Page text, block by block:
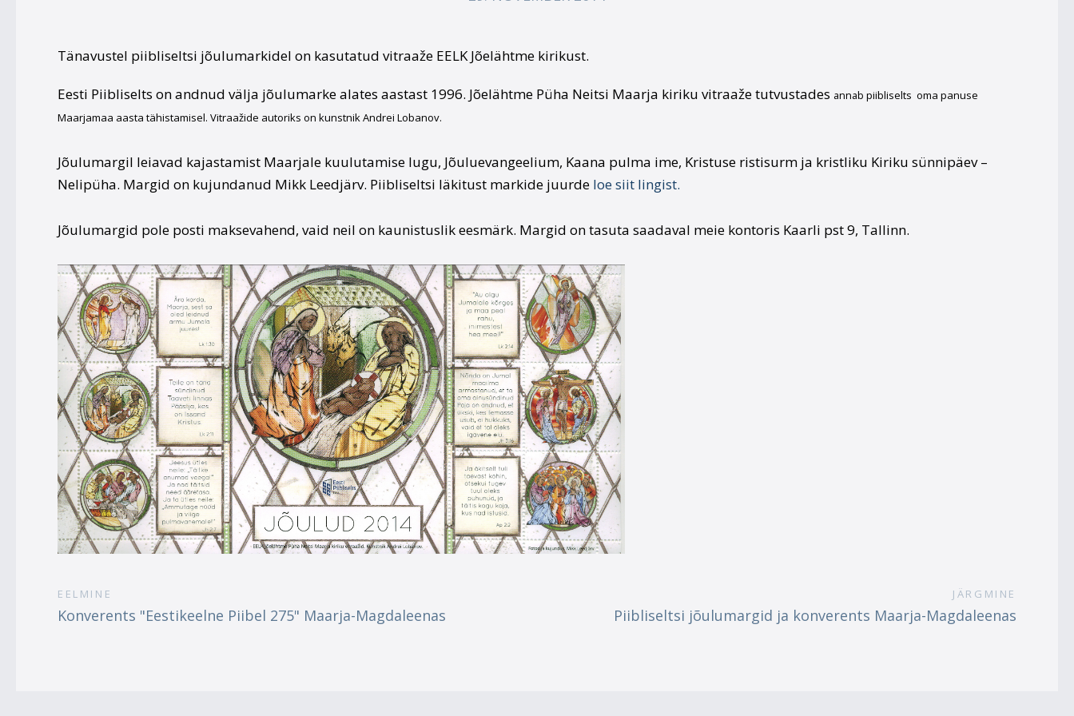
Tänavustel piibliseltsi jõulumarkidel on kasutatud vitraaže EELK Jõelähtme kirikust.
Eesti Piibliselts on andnud välja jõulumarke alates aastast 1996. Jõelähtme Püha Neitsi Maarja kiriku vitraaže tutvustades annab piibliselts oma panuse
Maarjamaa aasta tähistamisel. Vitraažide autoriks on kunstnik Andrei Lobanov.
Jõulumargil leiavad kajastamist Maarjale kuulutamise lugu, Jõuluevangeelium, Kaana pulma ime, Kristuse ristisurm ja kristliku Kiriku sünnipäev –
Nelipüha. Margid on kujundanud Mikk Leedjärv. Piibliseltsi läkitust markide juurde loe siit lingist.
Jõulumargid pole posti maksevahend, vaid neil on kaunistuslik eesmärk. Margid on tasuta saadaval meie kontoris Kaarli pst 9, Tallinn.
EELMINE
Konverents "Eestikeelne Piibel 275" Maarja-Magdaleenas
JÄRGMINE
Piibliseltsi jõulumargid ja konverents Maarja-Magdaleenas